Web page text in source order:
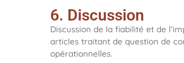
6. Discussion
Discussion de la fiabilité et de
articles traitant de question de
opérationnelles.